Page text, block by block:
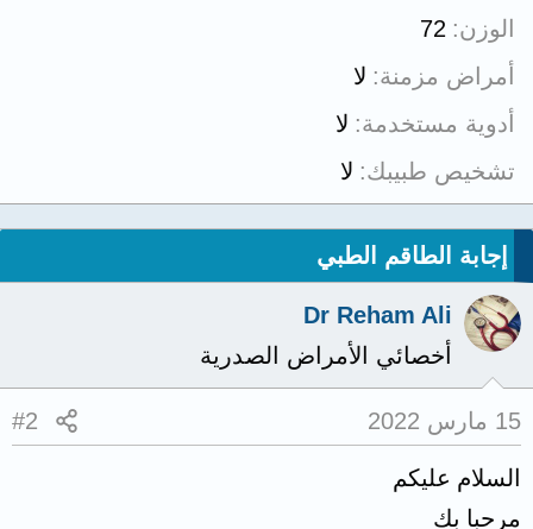
الوزن 72
أمراض مزمنة لا
أدوية مستخدمة لا
تشخيص طبيبك لا
إجابة الطاقم الطبي
Dr Reham Ali
أخصائي الأمراض الصدرية
15 مارس 2022 #2
السلام عليكم
مرحبا بك